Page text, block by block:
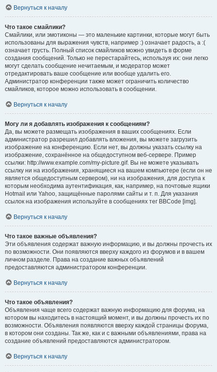
Вернуться к началу
Что такое смайлики?
Смайлики, или эмотиконы — это маленькие картинки, которые могут быть
использованы для выражения чувств, например :) означает радость, а :(
означает грусть. Полный список смайликов можно увидеть в форме
создания сообщений. Только не перестарайтесь, используя их: они легко
могут сделать сообщение нечитаемым, и модератор может
отредактировать ваше сообщение или вообще удалить его.
Администратор конференции также может ограничить количество
смайликов, которое можно использовать в сообщении.
Вернуться к началу
Могу ли я добавлять изображения к сообщениям?
Да, вы можете размещать изображения в ваших сообщениях. Если
администратор разрешил добавлять вложения, вы можете загрузить
изображение на конференцию. Если нет, вы должны указать ссылку на
изображение, сохранённое на общедоступном веб-сервере. Пример
ссылки: http://www.example.com/my-picture.gif. Вы не можете указывать
ссылку ни на изображения, хранящиеся на вашем компьютере (если он не
является общедоступным сервером), ни на изображения, для доступа к
которым необходима аутентификация, как, например, на почтовые ящики
Hotmail или Yahoo, защищённые паролями сайты и т. п. Для указания
ссылок на изображения используйте в сообщениях тег BBCode [img].
Вернуться к началу
Что такое важные объявления?
Эти объявления содержат важную информацию, и вы должны прочесть их
по возможности. Они появляются вверху каждого из форумов и в вашем
личном разделе. Права на создание важных объявлений
предоставляются администратором конференции.
Вернуться к началу
Что такое объявления?
Объявления чаще всего содержат важную информацию для форума, на
котором вы находитесь в настоящий момент, и вы должны прочесть их по
возможности. Объявления появляются вверху каждой страницы форума,
в котором они созданы. Так же, как и с важными объявлениями, права на
создание объявлений предоставляются администратором.
Вернуться к началу